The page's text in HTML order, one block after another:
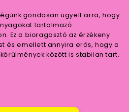
gondosan ügyelt arra, hogy
tartalmazó
Ez a bioragasztó az érzékeny
és emellett annyira erős, hogy a
között is stabilan tart.